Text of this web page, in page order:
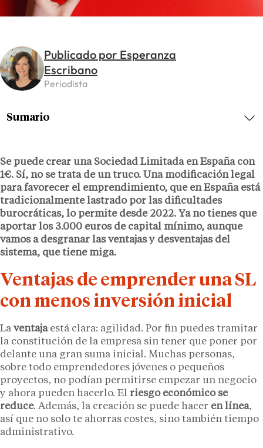
Publicado por Esperanza
Escribano
Periodista
Se puede crear una Sociedad Limitada en España con
1€. Sí, no se trata de un truco. Una modificación legal
para favorecer el emprendimiento, que en España está
tradicionalmente lastrado por las dificultades
burocráticas, lo permite desde 2022. Ya no tienes que
aportar los 3.000 euros de capital mínimo, aunque
vamos a desgranar las ventajas y desventajas del
sistema, que tiene miga.
Ventajas de emprender una SL
con menos inversión inicial
La ventajaestá clara: agilidad. Por fin puedes tramitar
la constitución de la empresa sin tener que poner por
delante una gran suma inicial. Muchas personas,
sobre todo emprendedores jóvenes o pequeños
proyectos, no podían permitirse empezar un negocio
y ahora pueden hacerlo. El riesgo económico se
reduce. Además, la creación se puede hacer en línea,
así que no solo te ahorras costes, sino también tiempo
administrativo.
Sumario